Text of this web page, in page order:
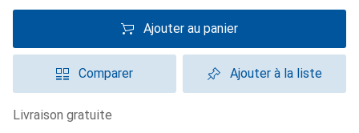
Ajouter au panier
Comparer Ajouter à la liste
livraison gratuite